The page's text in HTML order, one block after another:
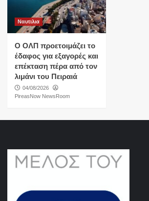
Ναυτιλια
O ΟΛΠ προετοιμάζει το
έδαφος για εξαγορές και
επέκταση πέρα από τον
λιμάνι του Πειραιά
04/08/2026
PireasNow NewsRoom